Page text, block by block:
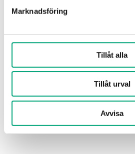
Marknadsföring
Tillåt alla
Tillåt urval
Avvisa
Ställdon
V6R (DN15-50), B6R (DN15-
50), VXE (DN15-50), BXD
(DN15-50), V6F (DN15-50),
V6S (DN15-50), B6F (DN15-
50), B6S (DN15-50)